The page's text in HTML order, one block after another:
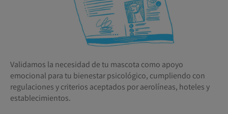
Validamos la necesidad de tu mascota como apoyo
emocional para tu bienestar psicológico, cumpliendo con
regulaciones y criterios aceptados por aerolíneas, hoteles y
establecimientos.